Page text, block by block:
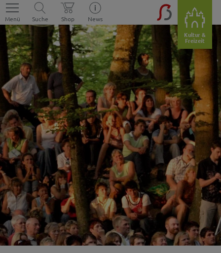
Menü Suche Shop
News
Kultur &
Freizeit